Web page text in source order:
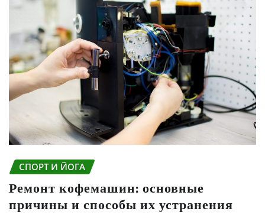
СПОРТ И ЙОГА
Ремонт кофемашин: основные
причины и способы их устранения